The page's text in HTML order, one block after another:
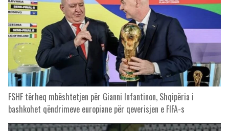
FSHF tërheq mbështetjen për Gianni Infantinon, Shqipëria i
bashkohet qëndrimeve europiane për qeverisjen e FIFA-s